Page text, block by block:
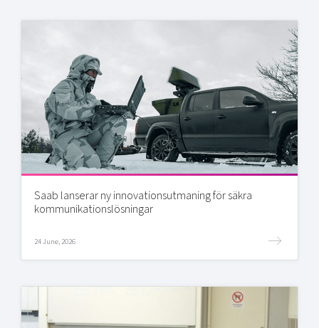
Saab lanserar ny innovationsutmaning för säkra
kommunikationslösningar
24 June, 2026